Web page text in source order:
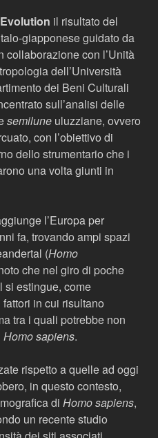
il risultato del
giapponese guidato da
collaborazione con l’Unità
dell’Università
dei Beni Culturali
sull’analisi delle
semilune uluzziane, ovvero
con l’obiettivo di
dello strumentario che i
una volta giunti in
l’Europa per
fa, trovando ampi spazi
(Homo
che nel giro di poche
si estingue, come
in cui risultano
tra i quali potrebbe non
Homo sapiens.
rispetto a quelle ad oggi
in questo contesto,
di Homo sapiens,
un recente studio